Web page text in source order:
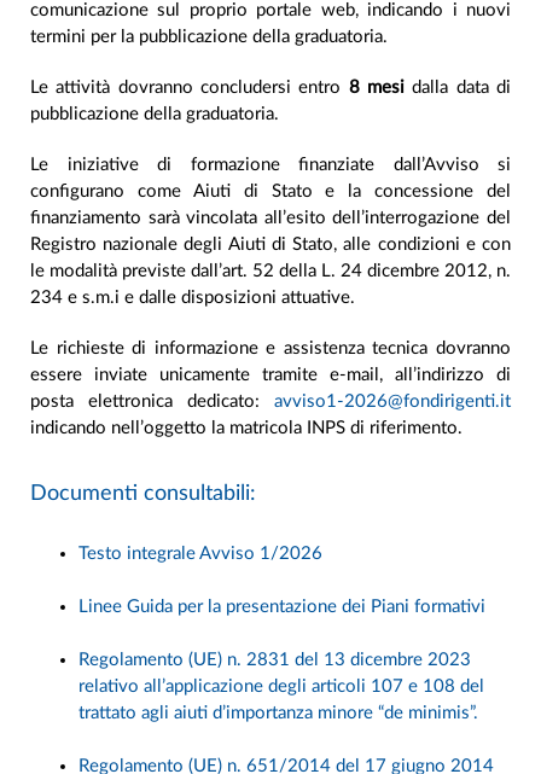
comunicazione sul proprio portale web, indicando i nuovi
termini per la pubblicazione della graduatoria.
Le attività dovranno concludersi entro 8 mesi dalla data di
pubblicazione della graduatoria.
Le iniziative di formazione finanziate dall’Avviso si
configurano come Aiuti di Stato e la concessione del
finanziamento sarà vincolata all’esito dell’interrogazione del
Registro nazionale degli Aiuti di Stato, alle condizioni e con
le modalità previste dall’art. 52 della L. 24 dicembre 2012, n.
234 e s.m.i e dalle disposizioni attuative.
Le richieste di informazione e assistenza tecnica dovranno
essere inviate unicamente tramite e-mail, all’indirizzo di
posta elettronica dedicato: avviso1-2026@fondirigenti.it
indicando nell’oggetto la matricola INPS di riferimento.
Documenti consultabili:
Testo integrale Avviso 1/2026
Linee Guida per la presentazione dei Piani formativi
Regolamento (UE) n. 2831 del 13 dicembre 2023
relativo all’applicazione degli articoli 107 e 108 del
trattato agli aiuti d’importanza minore “de minimis”.
Regolamento (UE) n. 651/2014 del 17 giugno 2014